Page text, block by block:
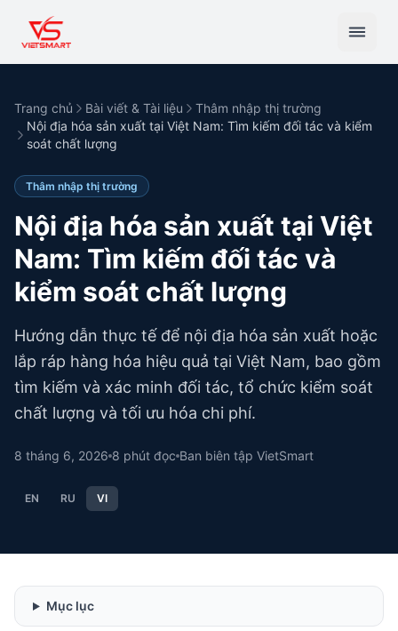
Trang chủ Bài viết & Tài liệu
Thâm nhập thị trường
Nội địa hóa sản xuất tại Việt Nam: Tìm kiếm đối tác và kiểm
soát chất lượng
Thâm nhập thị trường
Nội địa hóa sản xuất tại Việt
Nam: Tìm kiếm đối tác và
kiểm soát chất lượng
Hướng dẫn thực tế để nội địa hóa sản xuất hoặc
lắp ráp hàng hóa hiệu quả tại Việt Nam, bao gồm
tìm kiếm và xác minh đối tác, tổ chức kiểm soát
chất lượng và tối ưu hóa chi phí.
8 tháng 6, 2026 8 phút đọc Ban biên tập VietSmart
EN RU VI
Mục lục